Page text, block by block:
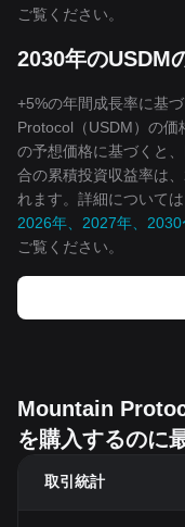
ご覧ください。
2030年のUSDM
+5%の年間成長率に基
Protocol（USDM）の
の予想価格に基づくと
合の累積投資収益率は
れます。詳細については
2026年、2027年、
ご覧ください。
Mountain
を購入するのに
取引統計